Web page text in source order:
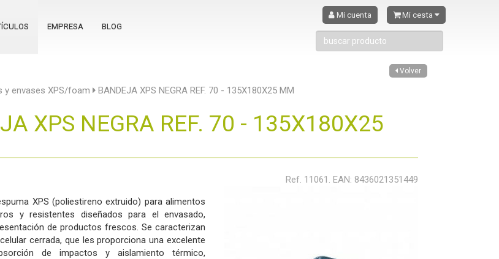
Mi cuenta
Mi cesta
EMPRESA BLOG
Volver
y envases XPS/foam BANDEJA XPS NEGRA REF. 70 - 135X180X25 MM
XPS NEGRA REF. 70 - 135X180X25
Ref. 11061. EAN: 8436021351449
XPS (poliestireno extruido) para alimentos
y resistentes diseñados para el envasado,
de productos frescos. Se caracterizan
cerrada, que les proporciona una excelente
de impactos y aislamiento térmico,